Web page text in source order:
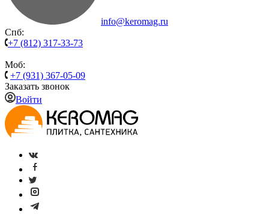
info@keromag.ru
Спб:
+7 (812) 317-33-73
Моб:
+7 (931) 367-05-09
Заказать звонок
Войти